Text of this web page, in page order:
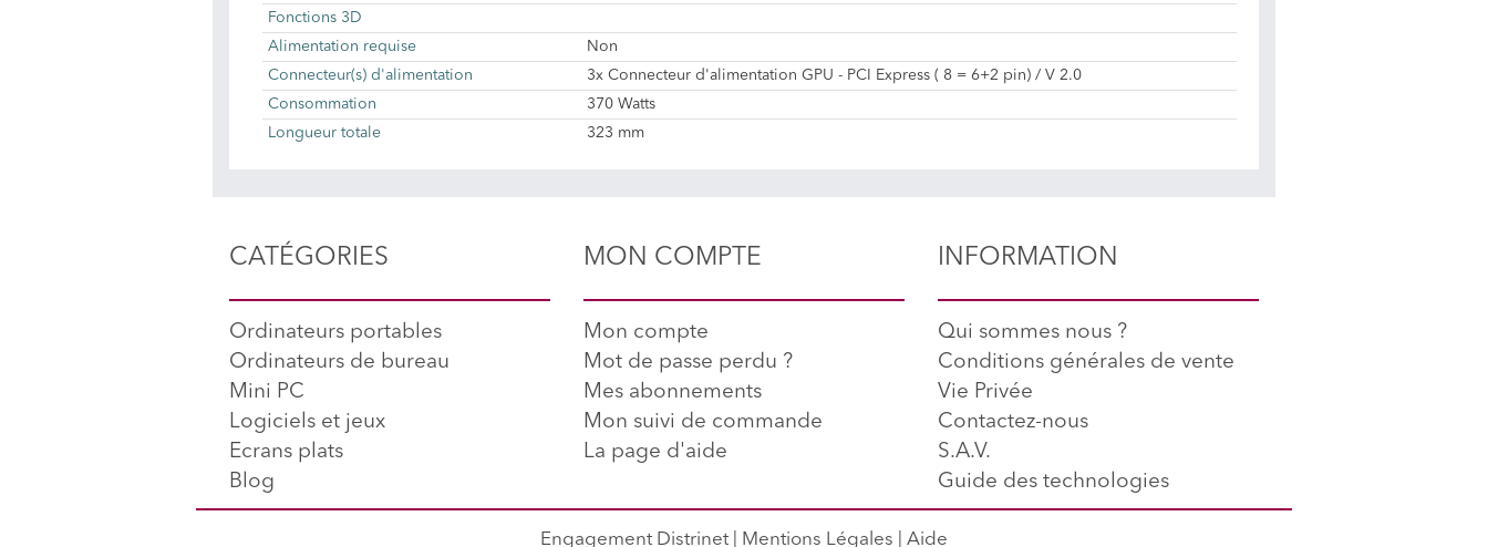
Fonctions 3D
Alimentation requise
Non
Connecteur(s) d'alimentation
3x Connecteur d'alimentation GPU - PCI Express ( 8 = 6+2 pin) / V 2.0
Consommation
370 Watts
Longueur totale
323 mm
CATÉGORIES
Ordinateurs portables
Ordinateurs de bureau
Mini PC
Logiciels et jeux
Ecrans plats
Blog
MON COMPTE
Mon compte
Mot de passe perdu ?
Mes abonnements
Mon suivi de commande
La page d'aide
INFORMATION
Qui sommes nous ?
Conditions générales de vente
Vie Privée
Contactez-nous
S.A.V.
Guide des technologies
Engagement Distrinet Mentions Légales Aide